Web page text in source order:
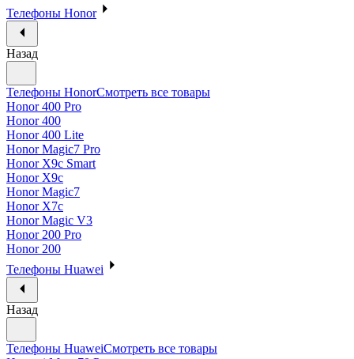
Телефоны Honor
Назад
Телефоны HonorСмотреть все товары
Honor 400 Pro
Honor 400
Honor 400 Lite
Honor Magic7 Pro
Honor X9c Smart
Honor X9c
Honor Magic7
Honor X7c
Honor Magic V3
Honor 200 Pro
Honor 200
Телефоны Huawei
Назад
Телефоны HuaweiСмотреть все товары